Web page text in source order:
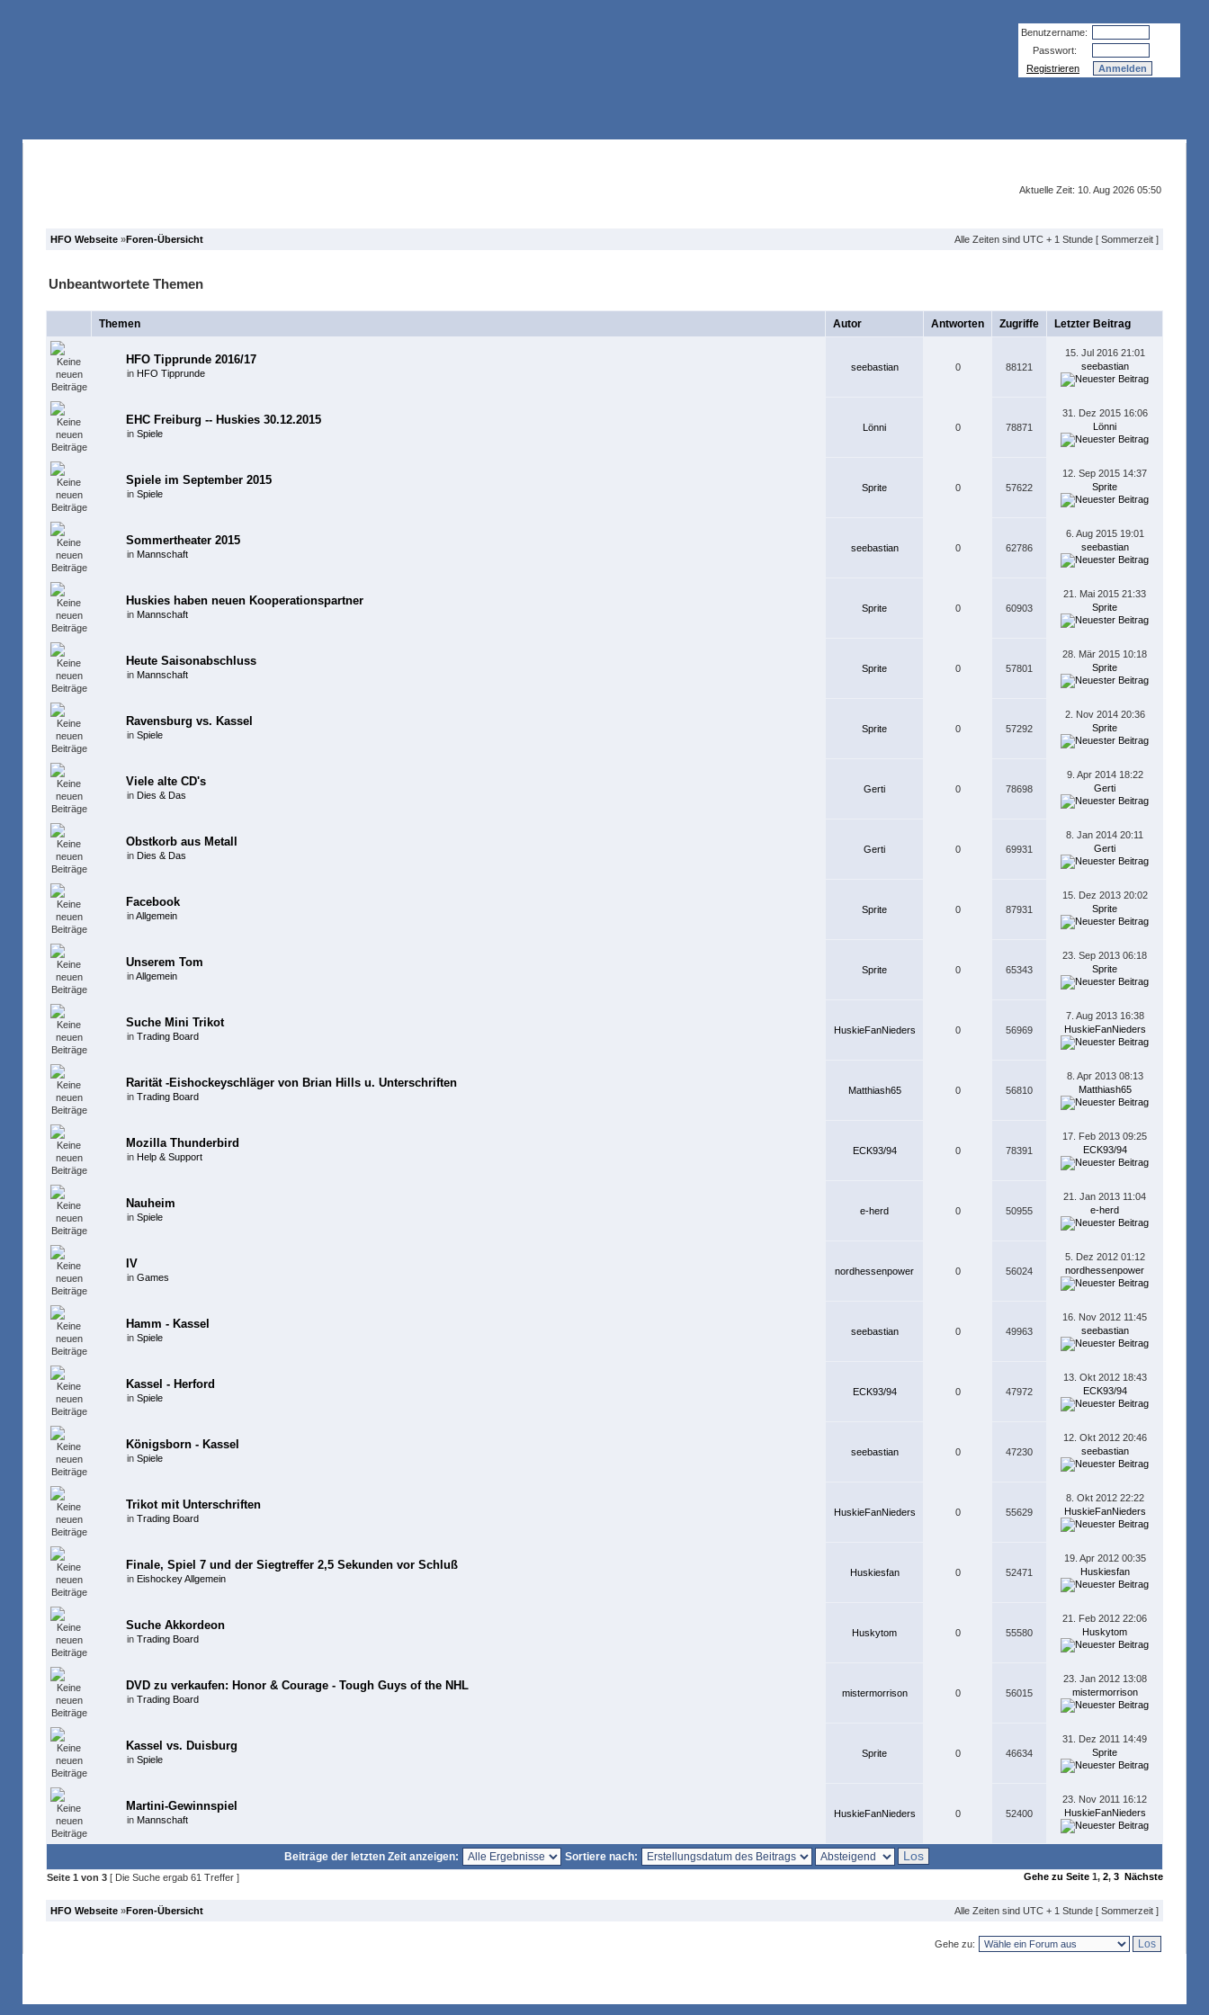
Benutzername:
Passwort:
Registrieren
Aktuelle Zeit: 10. Aug 2026 05:50
HFO Webseite »Foren-Übersicht Alle Zeiten sind UTC + 1 Stunde [ Sommerzeit ]
Unbeantwortete Themen
Themen Autor Antworten Zugriffe Letzter Beitrag
HFO Tipprunde 2016/17
in HFO Tipprunde
seebastian 0 88121
15. Jul 2016 21:01
seebastian
EHC Freiburg -- Huskies 30.12.2015
in Spiele
Lönni 0 78871
31. Dez 2015 16:06
Lönni
Spiele im September 2015
in Spiele
Sprite 0 57622
12. Sep 2015 14:37
Sprite
Sommertheater 2015
in Mannschaft
seebastian 0 62786
6. Aug 2015 19:01
seebastian
Huskies haben neuen Kooperationspartner
in Mannschaft
Sprite 0 60903
21. Mai 2015 21:33
Sprite
Heute Saisonabschluss
in Mannschaft
Sprite 0 57801
28. Mär 2015 10:18
Sprite
Ravensburg vs. Kassel
in Spiele
Sprite 0 57292
2. Nov 2014 20:36
Sprite
Viele alte CD's
in Dies & Das
Gerti 0 78698
9. Apr 2014 18:22
Gerti
Obstkorb aus Metall
in Dies & Das
Gerti 0 69931
8. Jan 2014 20:11
Gerti
Facebook
inAllgemein
Sprite 0 87931
15. Dez 2013 20:02
Sprite
Unserem Tom
inAllgemein
Sprite 0 65343
23. Sep 2013 06:18
Sprite
Suche Mini Trikot
in Trading Board
HuskieFanNieders 0 56969
7. Aug 2013 16:38
HuskieFanNieders
Rarität -Eishockeyschläger von Brian Hills u. Unterschriften
in Trading Board
Matthiash65 0 56810
8. Apr 2013 08:13
Matthiash65
Mozilla Thunderbird
in Help & Support
ECK93/94 0 78391
17. Feb 2013 09:25
ECK93/94
Nauheim
in Spiele
e-herd 0 50955
21. Jan 2013 11:04
e-herd
IV
in Games
nordhessenpower 0 56024
5. Dez 2012 01:12
nordhessenpower
Hamm - Kassel
in Spiele
seebastian 0 49963
16. Nov 2012 11:45
seebastian
Kassel - Herford
in Spiele
ECK93/94 0 47972
13. Okt 2012 18:43
ECK93/94
Königsborn - Kassel
in Spiele
seebastian 0 47230
12. Okt 2012 20:46
seebastian
Trikot mit Unterschriften
in Trading Board
HuskieFanNieders 0 55629
8. Okt 2012 22:22
HuskieFanNieders
Finale, Spiel 7 und der Siegtreffer 2,5 Sekunden vor Schluß
in Eishockey Allgemein
Huskiesfan 0 52471
19. Apr 2012 00:35
Huskiesfan
Suche Akkordeon
in Trading Board
Huskytom 0 55580
21. Feb 2012 22:06
Huskytom
DVD zu verkaufen: Honor & Courage - Tough Guys of the NHL
in Trading Board
mistermorrison 0 56015
23. Jan 2012 13:08
mistermorrison
Kassel vs. Duisburg
in Spiele
Sprite 0 46634
31. Dez 2011 14:49
Sprite
Martini-Gewinnspiel
in Mannschaft
HuskieFanNieders 0 52400
23. Nov 2011 16:12
HuskieFanNieders
Beiträge der letzten Zeit anzeigen: Sortiere nach:
Seite 1 von 3 [ Die Suche ergab 61 Treffer ] Gehe zu Seite 1, 2, 3 Nächste
HFO Webseite »Foren-Übersicht Alle Zeiten sind UTC + 1 Stunde [ Sommerzeit ]
Gehe zu: